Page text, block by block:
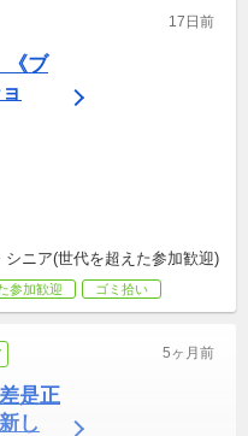
17日前
《ブ
ニア(世代を超えた参加歓迎)
参加歓迎 ゴミ拾い
5ヶ月前
是正
し